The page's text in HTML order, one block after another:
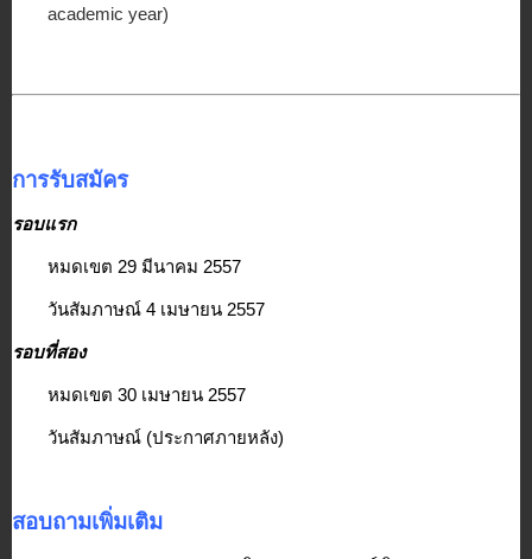
academic year)
การรับสมัคร
รอบแรก
หมดเขต 29 มีนาคม 2557
วันสัมภาษณ์ 4 เมษายน 2557
รอบที่สอง
หมดเขต 30 เมษายน 2557
วันสัมภาษณ์ (ประกาศภายหลัง)
สอบถามเพิ่มเติม